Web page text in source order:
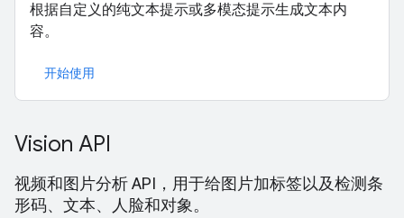
根据自定义的纯文本提示或多模态提示生成文本内
容。
开始使用
Vision API
视频和图片分析 API，用于给图片加标签以及检测条
形码、文本、人脸和对象。